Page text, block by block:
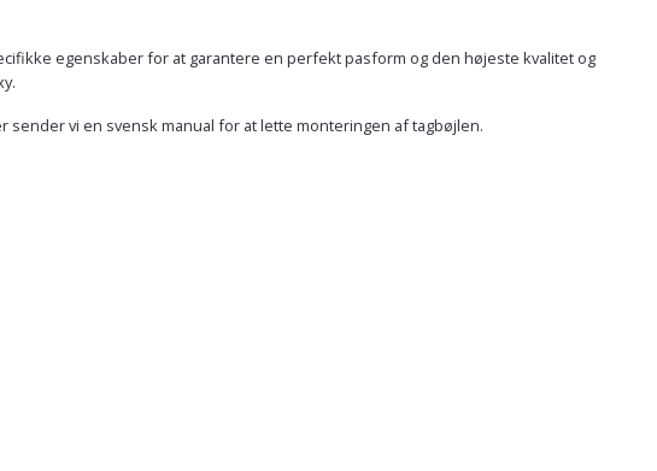
egenskaber for at garantere en perfekt pasform og den højeste kvalitet og
vi en svensk manual for at lette monteringen af tagbøjlen.